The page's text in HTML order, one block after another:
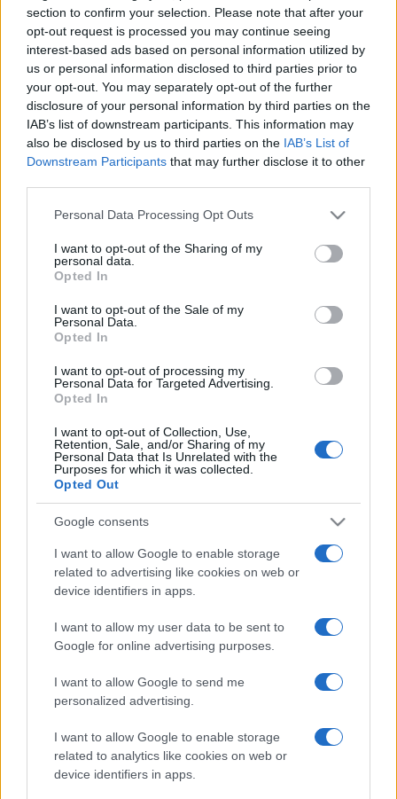
section to confirm your selection. Please note that after your
opt-out request is processed you may continue seeing
interest-based ads based on personal information utilized by
us or personal information disclosed to third parties prior to
your opt-out. You may separately opt-out of the further
disclosure of your personal information by third parties on the
IAB’s list of downstream participants. This information may
also be disclosed by us to third parties on the IAB’s List of
Downstream Participants that may further disclose it to other
Please note that this website/app uses one or more Google
not limited to your visit or usage behaviour. You may click to
grant or deny consent to Google and its third-party tags to
use your data for below specified purposes in below Google
consent section.
Personal Data Processing Opt Outs
I want to opt-out of the Sharing of my
personal data.
Opted In
I want to opt-out of the Sale of my
Personal Data.
Opted In
I want to opt-out of processing my
Personal Data for Targeted Advertising.
Opted In
I want to opt-out of Collection, Use,
Retention, Sale, and/or Sharing of my
Personal Data that Is Unrelated with the
Purposes for which it was collected.
Opted Out
Google consents
I want to allow Google to enable storage
related to advertising like cookies on web or
device identifiers in apps.
I want to allow my user data to be sent to
Google for online advertising purposes.
I want to allow Google to send me
personalized advertising.
I want to allow Google to enable storage
related to analytics like cookies on web or
device identifiers in apps.
? a család és a gödöllői művésztelep hagyományait követve
? egyebek mellett rajzszakkört tartott, gobelinszövést
tanított, kárpittervezői munkássága is figyelemre méltó volt
? idézte fel a kommunikációs igazgató. A családi
hagyományt Remsey Jenő dédunokája, Dávid is követi,
hiszen a felsőfokú művészeti képzés után grafikusként
alkot ? tette hozzá.
A hamarosan nyíló nagyszabású kiállítás-sorozatról Péterfi
Csaba elmondta, hogy a négy Remsey generáció
A Gödöllői Városi Múzeum időszaki kiállítótermében a
Remsey család bábszínháza, általa a mese, a játék és a
varázslat kap majd főszerepet, míg a Remsey-féle grafikai
munkákat a Levendula Galériában állítják ki. A GIM Alkotóház
számító fémszövéseknek, valamint Remsey Dávid textilre
tervezett nagyméretű digitális nyomatainak ad helyet.
A Gödöllői Városi Könyvtár és Információs Központ a
Remsey családhoz köthető tárgyi emlékeket, családi
kevesek által ismert házi videófilm is. A királyi kastélyban
készülnek.
A kiállítássorozat főként azt a korszakot eleveníti fel,
melyben a Remsey családnak köszönhetően a településen